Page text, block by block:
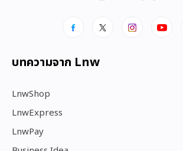
บทความจาก Lnw
LnwShop
LnwExpress
LnwPay